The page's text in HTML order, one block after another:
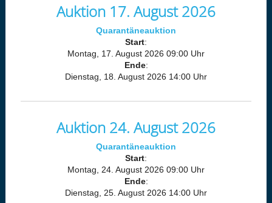
Auktion 17. August 2026
Quarantäneauktion
Start:
Montag, 17. August 2026 09:00 Uhr
Ende:
Dienstag, 18. August 2026 14:00 Uhr
Auktion 24. August 2026
Quarantäneauktion
Start:
Montag, 24. August 2026 09:00 Uhr
Ende:
Dienstag, 25. August 2026 14:00 Uhr